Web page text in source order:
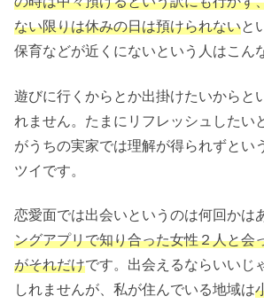
ない限りは休みの日は預けられないと
保育などが近くにないという人はこん
遊びに行くからとか出掛けたいからと
れません。たまにリフレッシュしたい
がうちの実家では理解が得られずとい
ツイです。
恋愛面では出会いというのは何回かは
ングアプリで知り合った女性２人と会
がそれだけです。出会えるならいいじ
しれませんが、私が住んでいる地域は